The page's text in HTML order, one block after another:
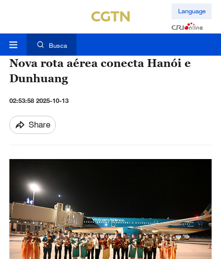
Language
Busca
Nova rota aérea conecta Hanói e
Dunhuang
02:53:58 2025-10-13
Share